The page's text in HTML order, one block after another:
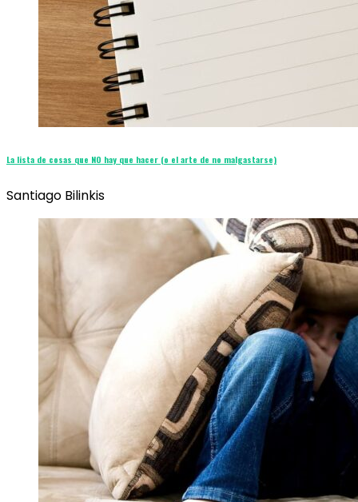
La lista de cosas que NO hay que hacer (o el arte de no malgastarse)
Santiago Bilinkis